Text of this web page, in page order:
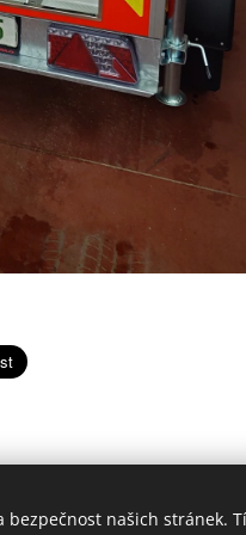
našich stránek.